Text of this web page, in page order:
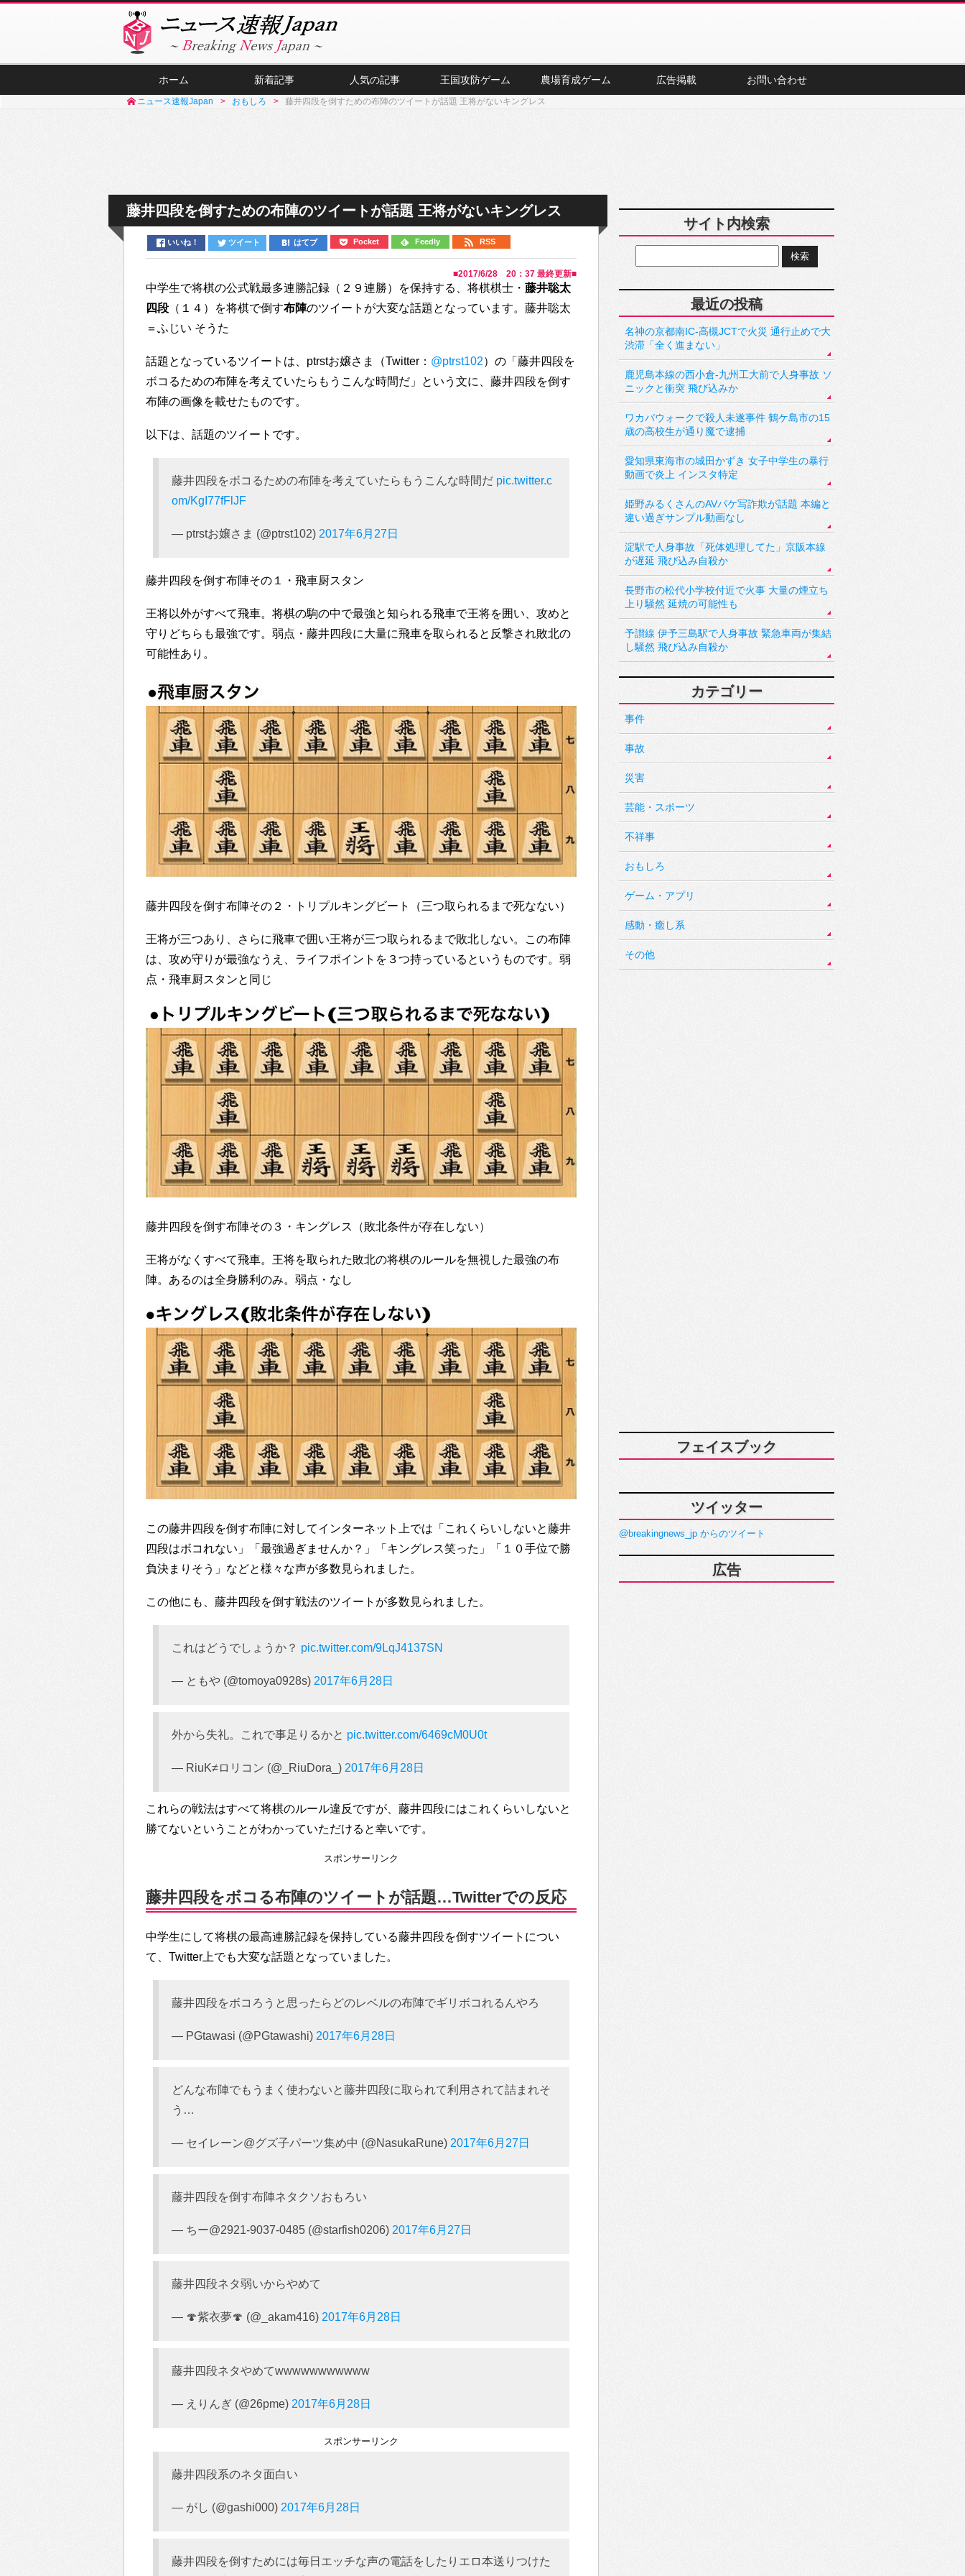
ホーム 新着記事 人気の記事 王国攻防ゲーム 農場育成ゲーム 広告掲載 お問い合わせ
ニュース速報Japan おもしろ 藤井四段を倒すための布陣のツイートが話題 王将がないキングレス
藤井四段を倒すための布陣のツイートが話題 王将がないキングレス
いいね！ ツイート はてブ Pocket Feedly RSS
■2017/6/28 20：37 最終更新■
中学生で将棋の公式戦最多連勝記録（２９連勝）を保持する、将棋棋士・ 藤井聡太
四段 （１４）を将棋で倒す布陣のツイートが大変な話題となっています。藤井聡太
＝ふじい そうた
話題となっているツイートは、ptrstお嬢さま（Twitter： @ptrst102）の「藤井四段を
ボコるための布陣を考えていたらもうこんな時間だ」という文に、藤井四段を倒す
布陣の画像を載せたものです。
以下は、話題のツイートです。
藤井四段をボコるための布陣を考えていたらもうこんな時間だ pic.twitter.c
om/KgI77fFlJF
— ptrstお嬢さま (@ptrst102) 2017年6月27日
藤井四段を倒す布陣その１・飛車厨スタン
王将以外がすべて飛車。将棋の駒の中で最強と知られる飛車で王将を囲い、攻めと
守りどちらも最強です。弱点・藤井四段に大量に飛車を取られると反撃され敗北の
可能性あり。
藤井四段を倒す布陣その２・トリプルキングビート（三つ取られるまで死なない）
王将が三つあり、さらに飛車で囲い王将が三つ取られるまで敗北しない。この布陣
は、攻め守りが最強なうえ、ライフポイントを３つ持っているというものです。弱
点・飛車厨スタンと同じ
藤井四段を倒す布陣その３・キングレス（敗北条件が存在しない）
王将がなくすべて飛車。王将を取られた敗北の将棋のルールを無視した最強の布
陣。あるのは全身勝利のみ。弱点・なし
この藤井四段を倒す布陣に対してインターネット上では「これくらいしないと藤井
四段はボコれない」「最強過ぎませんか？」「キングレス笑った」「１０手位で勝
負決まりそう」などと様々な声が多数見られました。
この他にも、藤井四段を倒す戦法のツイートが多数見られました。
これはどうでしょうか？ pic.twitter.com/9LqJ4137SN
— ともや (@tomoya0928s) 2017年6月28日
外から失礼。これで事足りるかと pic.twitter.com/6469cM0U0t
— RiuK≠ロリコン (@_RiuDora_) 2017年6月28日
これらの戦法はすべて将棋のルール違反ですが、藤井四段にはこれくらいしないと
勝てないということがわかっていただけると幸いです。
スポンサーリンク
藤井四段をボコる布陣のツイートが話題…Twitterでの反応
中学生にして将棋の最高連勝記録を保持している藤井四段を倒すツイートについ
て、Twitter上でも大変な話題となっていました。
藤井四段をボコろうと思ったらどのレベルの布陣でギリボコれるんやろ
— PGtawasi (@PGtawashi) 2017年6月28日
どんな布陣でもうまく使わないと藤井四段に取られて利用されて詰まれそ
う…
— セイレーン@グズ子パーツ集め中 (@NasukaRune) 2017年6月27日
藤井四段を倒す布陣ネタクソおもろい
— ちー@2921-9037-0485 (@starfish0206) 2017年6月27日
藤井四段ネタ弱いからやめて
— 🍄紫衣夢🍄 (@_akam416) 2017年6月28日
藤井四段ネタやめてwwwwwwwwwww
— えりんぎ (@26pme) 2017年6月28日
スポンサーリンク
藤井四段系のネタ面白い
— がし (@gashi000) 2017年6月28日
藤井四段を倒すためには毎日エッチな声の電話をしたりエロ本送りつけた
サイト内検索
最近の投稿
名神の京都南IC-高槻JCTで火災 通行止めで大
渋滞「全く進まない」
鹿児島本線の西小倉-九州工大前で人身事故 ソ
ニックと衝突 飛び込みか
ワカバウォークで殺人未遂事件 鶴ケ島市の15
歳の高校生が通り魔で逮捕
愛知県東海市の城田かずき 女子中学生の暴行
動画で炎上 インスタ特定
姫野みるくさんのAVパケ写詐欺が話題 本編と
違い過ぎサンプル動画なし
淀駅で人身事故「死体処理してた」京阪本線
が遅延 飛び込み自殺か
長野市の松代小学校付近で火事 大量の煙立ち
上り騒然 延焼の可能性も
予讃線 伊予三島駅で人身事故 緊急車両が集結
し騒然 飛び込み自殺か
カテゴリー
事件
事故
災害
芸能・スポーツ
不祥事
おもしろ
ゲーム・アプリ
感動・癒し系
その他
フェイスブック
ツイッター
@breakingnews_jp からのツイート
広告